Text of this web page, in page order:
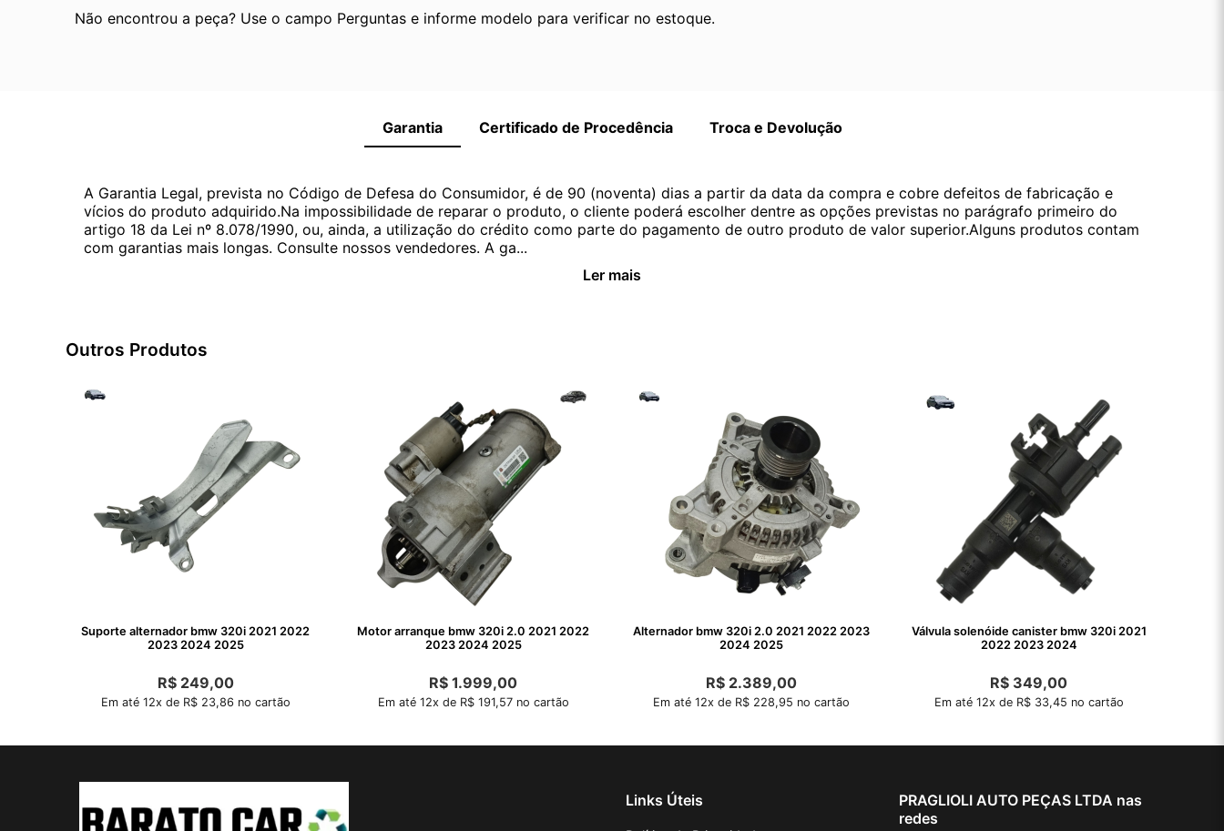
Não encontrou a peça? Use o campo Perguntas e informe modelo para verificar no estoque.
Garantia Certificado de Procedência Troca e Devolução
A Garantia Legal, prevista no Código de Defesa do Consumidor, é de 90 (noventa) dias a partir da data da compra e cobre defeitos de fabricação e
vícios do produto adquirido.Na impossibilidade de reparar o produto, o cliente poderá escolher dentre as opções previstas no parágrafo primeiro do
artigo 18 da Lei nº 8.078/1990, ou, ainda, a utilização do crédito como parte do pagamento de outro produto de valor superior.Alguns produtos contam
com garantias mais longas. Consulte nossos vendedores. A ga...
Ler mais
Outros Produtos
Suporte alternador bmw 320i 2021 2022
2023 2024 2025
R$249,00
Em até 12x de R$ 23,86 no cartão
Motor arranque bmw 320i 2.0 2021 2022
2023 2024 2025
R$ 1.999,00
Em até 12x de R$ 191,57 no cartão
Alternador bmw 320i 2.0 2021 2022 2023
2024 2025
R$2.389,00
Em até 12x de R$ 228,95 no cartão
Válvula solenóide canister bmw 320i 2021
2022 2023 2024
R$ 349,00
Em até 12x de R$ 33,45 no cartão
Links Úteis
PRAGLIOLI AUTO PEÇAS LTDA nas
redes